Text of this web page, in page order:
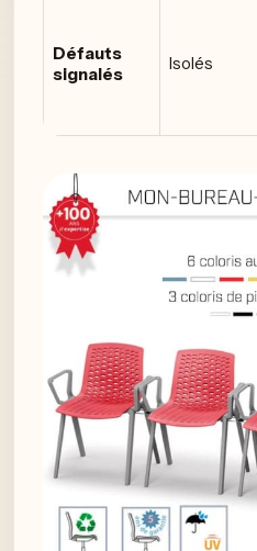
Défauts
signalés
Isolés